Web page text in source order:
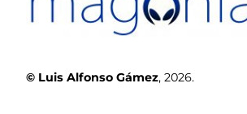
© Luis Alfonso Gámez, 2026.